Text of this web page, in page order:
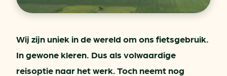
Wij zijn uniek in de wereld om ons fietsgebruik.
In gewone kleren. Dus als volwaardige
reisoptie naar het werk. Toch neemt nog